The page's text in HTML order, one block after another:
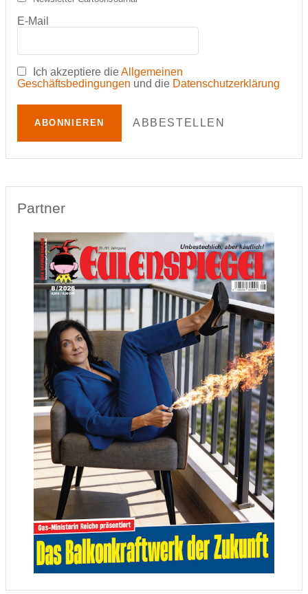
E-Mail
Ich akzeptiere dieAllgemeinen
Geschäftsbedingungen und die Datenschutzerklärung
ABONNIEREN ABBESTELLEN
Partner